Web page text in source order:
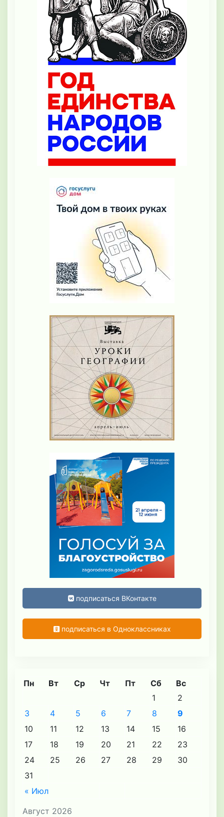
подписаться ВКонтакте
подписаться в Одноклассниках
Август 2026
Пн Вт Ср Чт Пт Сб Вс
« Июл
1
2
3
4 5 6 7 8
9
10
11 12 13 14 15
16
17
18 19 20 21 22
23
24
25 26 27 28 29
30
31